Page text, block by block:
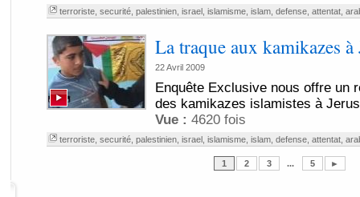
terroriste, securité, palestinien, israel, islamisme, islam, defense, attentat,
La traque aux kamikazes
22 Avril 2009
Enquête Exclusive nous offre un
des kamikazes islamistes à
Vue : 4620 fois
terroriste, securité, palestinien, israel, islamisme, islam, defense, attentat,
1 2 3 ... 5 ►